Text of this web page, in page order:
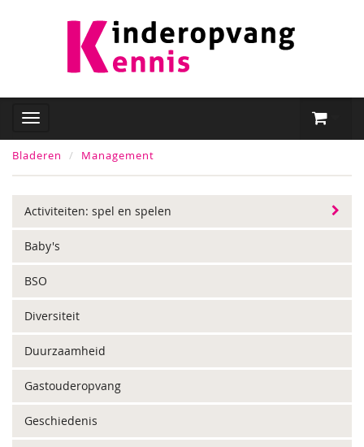
Bladeren Management
Activiteiten: spel en spelen
Baby's
BSO
Diversiteit
Duurzaamheid
Gastouderopvang
Geschiedenis